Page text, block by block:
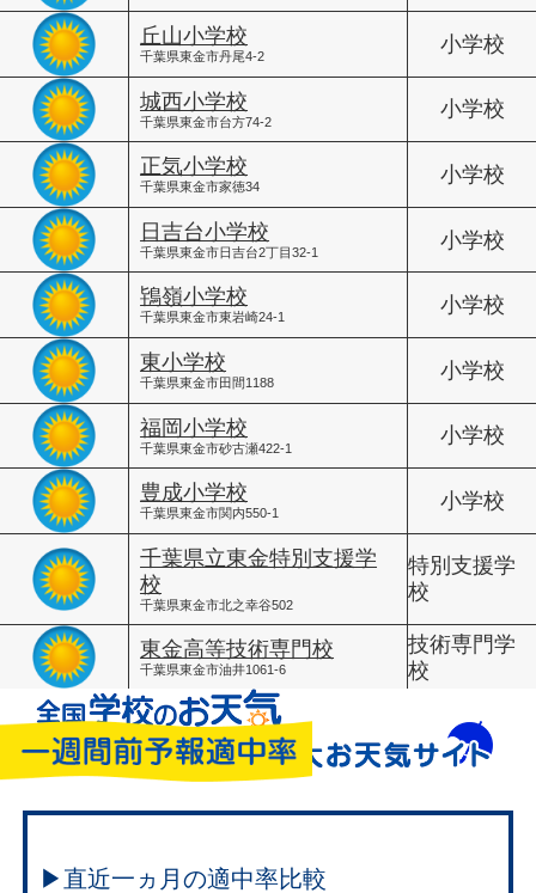
丘山小学校
千葉県東金市丹尾4-2
小学校
城西小学校
千葉県東金市台方74-2
小学校
正気小学校
千葉県東金市家徳34
小学校
日吉台小学校
千葉県東金市日吉台2丁目32-1
小学校
鴇嶺小学校
千葉県東金市東岩崎24-1
小学校
東小学校
千葉県東金市田間1188
小学校
福岡小学校
千葉県東金市砂古瀬422-1
小学校
豊成小学校
千葉県東金市関内550-1
小学校
千葉県立東金特別支援学
校
千葉県東金市北之幸谷502
特別支援学
校
東金高等技術専門校
千葉県東金市油井1061-6
技術専門学
校
▶直近一ヵ月の適中率比較